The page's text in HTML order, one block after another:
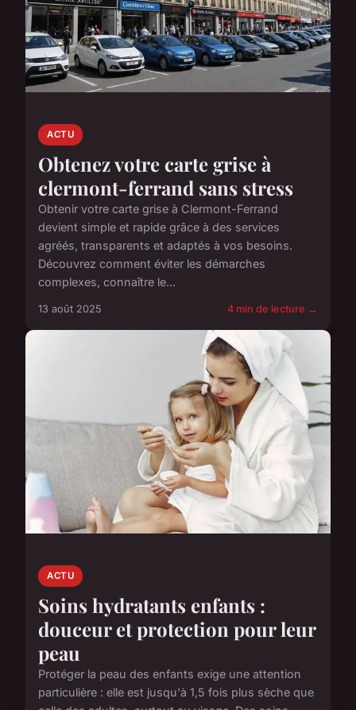
ACTU
Obtenez votre carte grise à
clermont-ferrand sans stress
Obtenir votre carte grise à Clermont-Ferrand
devient simple et rapide grâce à des services
agréés, transparents et adaptés à vos besoins.
Découvrez comment éviter les démarches
complexes, connaître le...
13 août 2025 4 min de lecture →
ACTU
Soins hydratants enfants :
douceur et protection pour leur
peau
Protéger la peau des enfants exige une attention
particulière : elle est jusqu'à 1,5 fois plus sèche que